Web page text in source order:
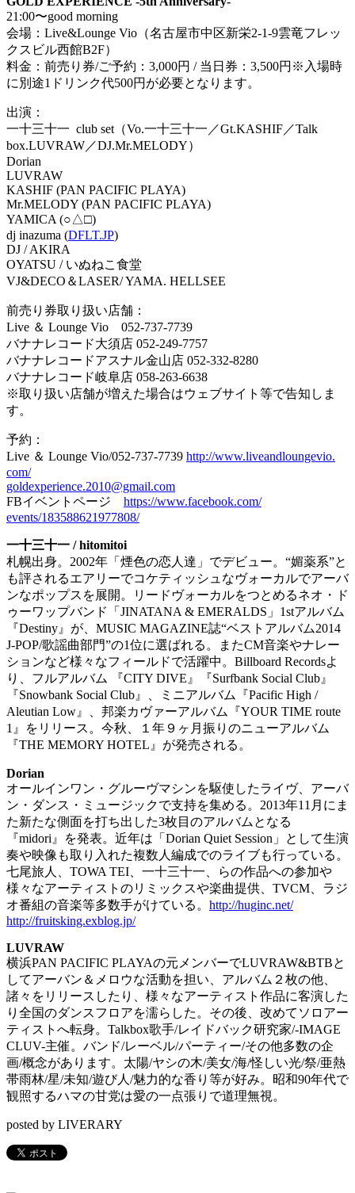
21:00〜good morning
会場：Live&Lounge Vio（名古屋市中区新栄2-1-9雲竜フレッ
クスビル西館B2F）
料金：前売り券/ご予約：3,000円 / 当日券：3,500円※入場時
に別途1ドリンク代500円が必要となります。
出演：
一十三十一 club set（Vo.一十三十一／Gt.KASHIF／Talk
box.LUVRAW／DJ.Mr.MELODY）
Dorian
LUVRAW
KASHIF (PAN PACIFIC PLAYA)
Mr.MELODY (PAN PACIFIC PLAYA)
YAMICA (○△□)
dj inazuma (DFLT.JP)
DJ / AKIRA
OYATSU / いぬねこ食堂
VJ&DECO＆LASER/ YAMA. HELLSEE
前売り券取り扱い店舗：
Live ＆ Lounge Vio 052-737-7739
バナナレコード大須店 052-249-7757
バナナレコードアスナル金山店 052-332-8280
バナナレコード岐阜店 058-263-6638
※取り扱い店舗が増えた場合はウェブサイト等で告知しま
す。
予約：
Live ＆ Lounge Vio/052-737-7739 http://www.liveandloungevio.
com/
goldexperience.2010@gmail.com
FBイベントページ https://www.facebook.com/
events/183588621977808/
一十三十一 / hitomitoi
札幌出身。2002年「煙色の恋人達」でデビュー。“媚薬系”と
も評されるエアリーでコケティッシュなヴォーカルでアーバ
ンなポップスを展開。リードヴォーカルをつとめるネオ・
ド
ゥーワップバンド「JINATANA & EMERALDS」1stアルバム
『Destiny』が、 MUSIC MAGAZINE誌“ベストアルバム2014
J-POP/歌謡曲部門”の1位に選ばれる。
またCM音楽やナレー
ションなど様々なフィールドで活躍中。 Billboard Recordsよ
り、フルアルバム 『CITY DIVE』『Surfbank Social Club』
『Snowbank Social Club』、ミニアルバム『Pacific High /
Aleutian Low』、邦楽カヴァーアルバム『YOUR TIME route
1』をリリース。今秋、１年９ヶ月振りのニューアルバム
『THE MEMORY HOTEL』が発売される。
Dorian
オールインワン・グルーヴマシンを駆使したライヴ、アーバ
ン・ ダンス・ミュージックで支持を集める。2013年11月にま
た新たな側面を打ち出した3枚目のアルバム となる
『midori』を発表。近年は「Dorian Quiet Session」
として生演
奏や映像も取り入れた複数人編成でのライブも行っている。
七尾旅人、TOWA TEI、一十三十一、らの作品への参加や
様々なアーティストのリミックスや楽曲提供、TVCM、 ラジ
オ番組の音楽等多数手がけている。 http://huginc.net/
http://fruitsking.exblog.jp/
LUVRAW
横浜PAN PACIFIC PLAYAの元メンバーでLUVRAW&BTBと
してアーバン＆ メロウな活動を担い、アルバム２枚の他、
諸々をリリースしたり、 様々なアーティスト作品に客演した
り全国のダンスフロアを濡らした。その後、改めてソロアー
ティストへ転身。Talkbox歌手/レイドバック研究家/-IMAGE
CLUV-主催。バンド/レーベル/パーティー/その他多数の企
画/概念があります。太陽/ヤシの木/美女/海/怪しい光/祭/亜熱
帯雨林/星/未知/遊び人/魅力的な香り等が好み。昭和90年代で
観照するハマの甘党は愛の一点張りで道理無視。
posted by LIVERARY